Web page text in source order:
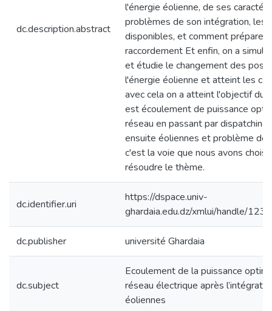
dc.description.abstract
l'énergie éolienne, de ses
problèmes de son intégration, les
disponibles, et comment préparer
raccordement Et enfin, on a
et étudie le changement des
l'énergie éolienne et atteint les
avec cela on a atteint l'objectif du
est écoulement de puissance
réseau en passant par dispatching
ensuite éoliennes et problème de
c'est la voie que nous avons
résoudre le thème.
dc.identifier.uri
https://dspace.univ-
ghardaia.edu.dz/xmlui/handle/
dc.publisher université Ghardaia
dc.subject
Ecoulement de la puissance
réseau électrique après
éoliennes